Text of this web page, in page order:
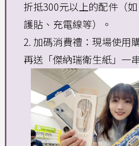
折抵300元以上的配件（
護貼、充電線等）。
2. 加碼消費禮：現場使用
再送「傑納瑞衛生紙」一